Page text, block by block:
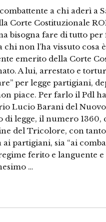
a chi aderì a
Corte Costituzionale
bisogna fare di tutto per
non l’ha vissuto cosa
emerito della Corte
A lui, arrestato e
per legge partigiani,
piace. Per farlo il Pdl
Lucio Barani del Nuovo
di legge, il numero 1360,
del Tricolore, con tanto
partigiani, sia “ai
ferito e languente
…